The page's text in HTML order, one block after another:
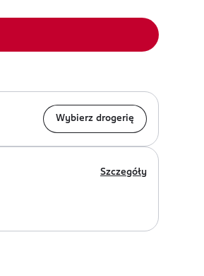
Wybierz drogerię
Szczegóły